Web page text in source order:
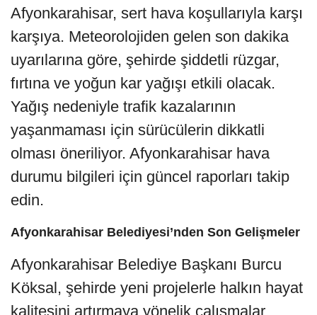
Afyonkarahisar, sert hava koşullarıyla karşı
karşıya. Meteorolojiden gelen son dakika
uyarılarına göre, şehirde şiddetli rüzgar,
fırtına ve yoğun kar yağışı etkili olacak.
Yağış nedeniyle trafik kazalarının
yaşanmaması için sürücülerin dikkatli
olması öneriliyor. Afyonkarahisar hava
durumu bilgileri için güncel raporları takip
edin.
Afyonkarahisar Belediyesi’nden Son Gelişmeler
Afyonkarahisar Belediye Başkanı Burcu
Köksal, şehirde yeni projelerle halkın hayat
kalitesini artırmaya yönelik çalışmalar